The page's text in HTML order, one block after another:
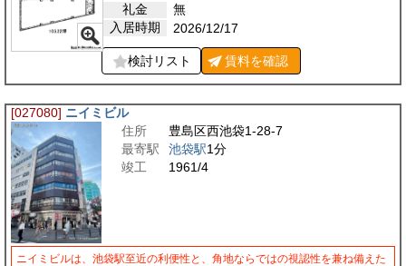
礼金
無
入居時期
2026/12/17
検討リスト 賃料を確認
[027080] ニイミビル
住所
豊島区西池袋1-28-7
最寄駅
池袋駅1分
竣工
1961/4
ニイミビルは、池袋駅至近の利便性と、角地ならではの視認性を兼ね備えた